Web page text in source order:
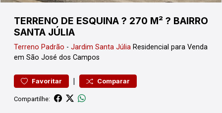
TERRENO DE ESQUINA ? 270 M² ? BAIRRO
SANTA JÚLIA
Terreno Padrão - Jardim Santa Júlia Residencial para Venda
em São José dos Campos
Favoritar | Comparar
Compartilhe: